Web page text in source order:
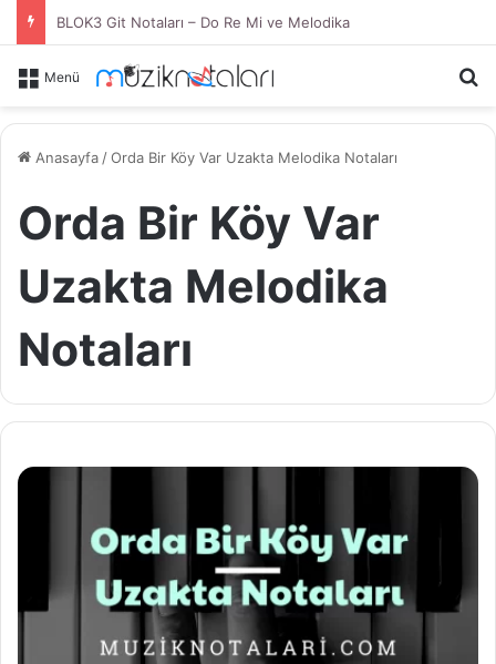
BLOK3 Git Notaları – Do Re Mi ve Melodika
Menü
Anasayfa /Orda Bir Köy Var Uzakta Melodika Notaları
Orda Bir Köy Var
Uzakta Melodika
Notaları